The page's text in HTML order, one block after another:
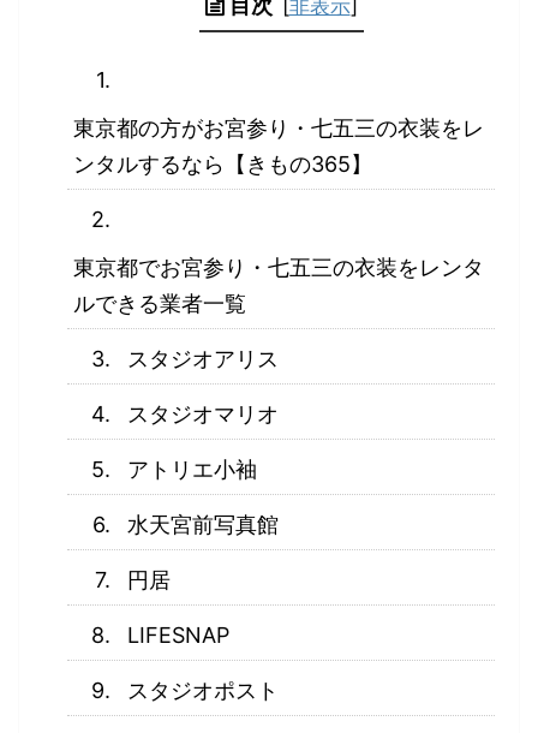
目次 [非表示]
東京都の方がお宮参り・七五三の衣装をレ
ンタルするなら【きもの365】
東京都でお宮参り・七五三の衣装をレンタ
ルできる業者一覧
スタジオアリス
スタジオマリオ
アトリエ小袖
水天宮前写真館
円居
LIFESNAP
スタジオポスト